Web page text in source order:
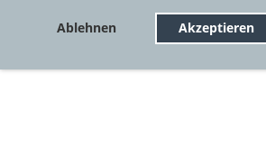
Ablehnen Akzeptieren